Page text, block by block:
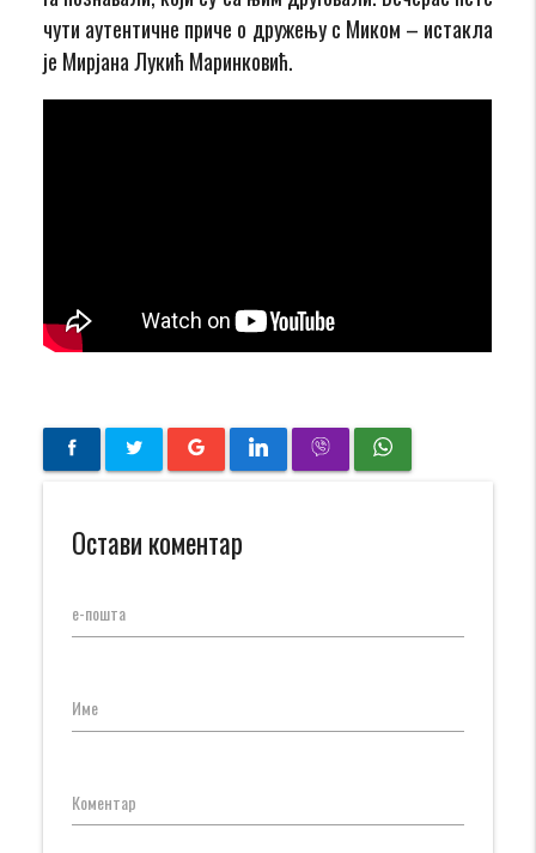
чути аутентичне приче о дружењу с Миком – истакла
је Мирјана Лукић Маринковић.
Остави коментар
е-пошта
Име
Коментар